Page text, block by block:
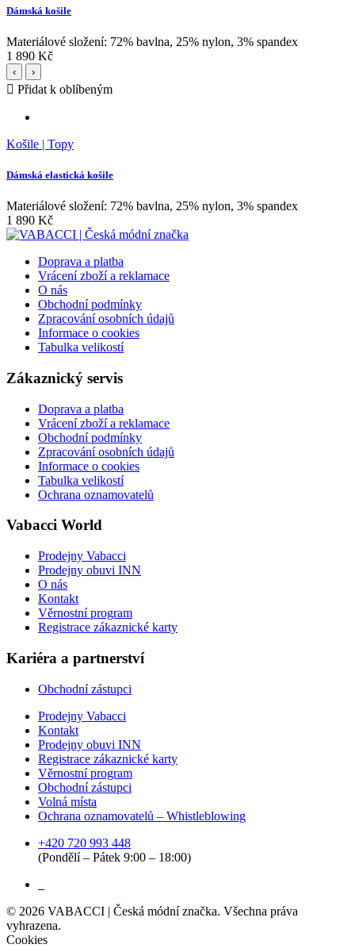
Dámská košile
Materiálové složení: 72% bavlna, 25% nylon, 3% spandex
1 890 Kč
‹ ›
Přidat k oblíbeným
Košile | Topy
Dámská elastická košile
Materiálové složení: 72% bavlna, 25% nylon, 3% spandex
1 890 Kč
Doprava a platba
Vrácení zboží a reklamace
O nás
Obchodní podmínky
Zpracování osobních údajů
Informace o cookies
Tabulka velikostí
Zákaznický servis
Doprava a platba
Vrácení zboží a reklamace
Obchodní podmínky
Zpracování osobních údajů
Informace o cookies
Tabulka velikostí
Ochrana oznamovatelů
Vabacci World
Prodejny Vabacci
Prodejny obuvi INN
O nás
Kontakt
Věrnostní program
Registrace zákaznické karty
Kariéra a partnerství
Obchodní zástupci
Prodejny Vabacci
Kontakt
Prodejny obuvi INN
Registrace zákaznické karty
Věrnostní program
Obchodní zástupci
Volná místa
Ochrana oznamovatelů – Whistleblowing
+420 720 993 448
(Pondělí – Pátek 9:00 – 18:00)
© 2026 VABACCI | Česká módní značka. Všechna práva
vyhrazena.
Cookies